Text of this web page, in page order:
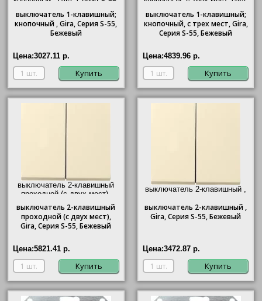
выключатель 1-клавишный;
кнопочный ,Gira, Серия S-55,
Бежевый
Цена:3027.11 р.
Купить
выключатель 1-клавишный;
кнопочный, с трех мест,Gira,
Серия S-55, Бежевый
Цена:4839.96 р.
Купить
выключатель 2-клавишный
проходной (с двух мест),
, Серия S-55, Бежевый"/>
выключатель 2-клавишный
проходной (с двух мест),
Gira, Серия S-55, Бежевый
Цена:5821.41 р.
Купить
выключатель 2-клавишный ,
выключатель 2-клавишный ,
Gira, Серия S-55, Бежевый
Цена:3472.87 р.
Купить